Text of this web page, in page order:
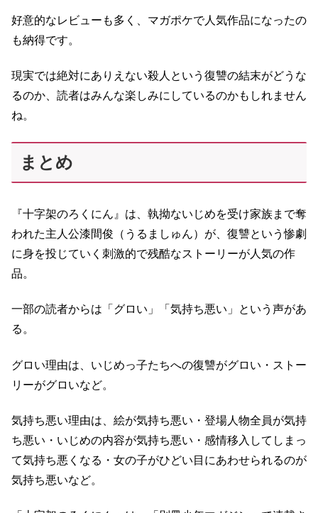
好意的なレビューも多く、マガポケで人気作品になったの
も納得です。
現実では絶対にありえない殺人という復讐の結末がどうな
るのか、読者はみんな楽しみにしているのかもしれません
ね。
まとめ
『十字架のろくにん』は、執拗ないじめを受け家族まで奪
われた主人公漆間俊（うるましゅん）が、復讐という惨劇
に身を投じていく刺激的で残酷なストーリーが人気の作
品。
一部の読者からは「グロい」「気持ち悪い」という声があ
る。
グロい理由は、いじめっ子たちへの復讐がグロい・ストー
リーがグロいなど。
気持ち悪い理由は、絵が気持ち悪い・登場人物全員が気持
ち悪い・いじめの内容が気持ち悪い・感情移入してしまっ
て気持ち悪くなる・女の子がひどい目にあわせられるのが
気持ち悪いなど。